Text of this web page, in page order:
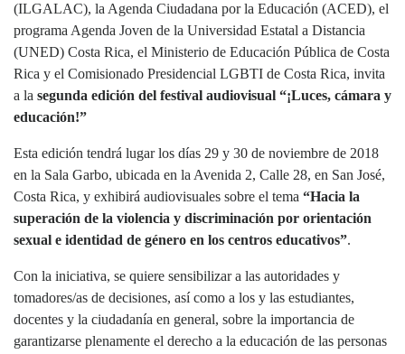
(ILGALAC), la Agenda Ciudadana por la Educación (ACED), el
programa Agenda Joven de la Universidad Estatal a Distancia
(UNED) Costa Rica, el Ministerio de Educación Pública de Costa
Rica y el Comisionado Presidencial LGBTI de Costa Rica, invita
a la segunda edición del festival audiovisual “¡Luces, cámara y
educación!”
Esta edición tendrá lugar los días 29 y 30 de noviembre de 2018
en la Sala Garbo, ubicada en la Avenida 2, Calle 28, en San José,
Costa Rica, y exhibirá audiovisuales sobre el tema “Hacia la
superación de la violencia y discriminación por orientación
sexual e identidad de género en los centros educativos”.
Con la iniciativa, se quiere sensibilizar a las autoridades y
tomadores/as de decisiones, así como a los y las estudiantes,
docentes y la ciudadanía en general, sobre la importancia de
garantizarse plenamente el derecho a la educación de las personas